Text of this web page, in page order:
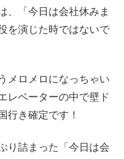
、「今日は会社休みま
を演じた時ではないで
メロメロになっちゃい
レベーターの中で壁ド
行き確定です！
り詰まった「今日は会